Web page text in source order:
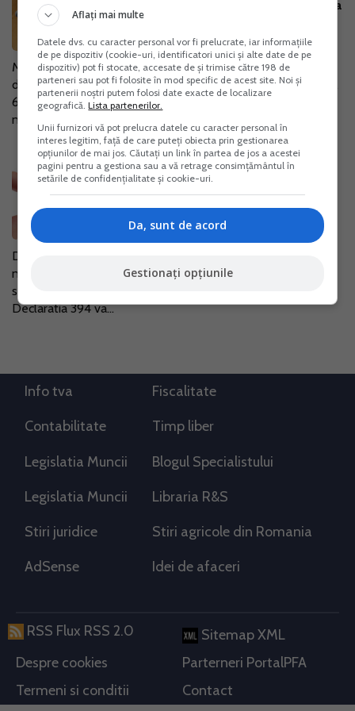
pentru firmele mici, va fi disponibila
de miercuri
05 Mar. 2024
Ministrul Finantelor a anuntat ca e-Factura simplificata
destinata firmelor mici va fi disponibila incepand de miercuri,
6 martie 2024. Aceasta initiativa vine in intampinarea
nevoilor...
Modificari Declaratia 394: cum
declaram vanzarile pe casele de
marcat
Declaratia 394 privind operatiunile efectuate pe teritoriul
national de catre persoane inregistrate in scopuri de TVA a
suferit mai multe modificari pe parcursul ultimelor luni.
Declaratia 394 va...
Info tva Fiscalitate
Contabilitate Timp liber
Legislatia Muncii Blogul Specialistului
Legislatia Muncii Libraria R&S
Stiri juridice Stiri agricole din Romania
AdSense Idei de afaceri
RSS Flux RSS 2.0
Sitemap XML
Despre cookies
Parterneri PortalPFA
Termeni si conditii
Contact
Aflați mai multe
Datele dvs. cu caracter personal vor fi prelucrate, iar informațiile
de pe dispozitiv (cookie-uri, identificatori unici și alte date de pe
dispozitiv) pot fi stocate, accesate de și trimise către 198 de
parteneri sau pot fi folosite în mod specific de acest site. Noi și
partenerii noștri putem folosi date exacte de localizare
geografică.Lista partenerilor.
Unii furnizori vă pot prelucra datele cu caracter personal în
interes legitim, față de care puteți obiecta prin gestionarea
opțiunilor de mai jos. Căutați un link în partea de jos a acestei
pagini pentru a gestiona sau a vă retrage consimțământul în
setările de confidențialitate și cookie-uri.
Da, sunt de acord
Gestionați opțiunile